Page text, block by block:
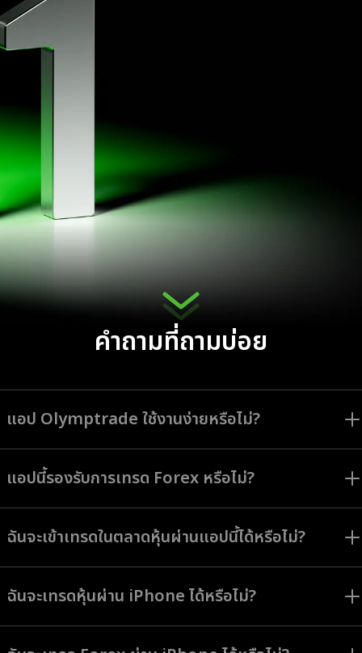
คำถามที่ถามบ่อย
แอป Olymptrade ใช้งานง่ายหรือไม่?
แอป Olymptrade ออกแบบมาเพื่อช่วยให้นักเทรดทุกระดับสามารถใช้งานหน้าจอ
อินเทอร์เฟซและใช้เครื่องมือทั้งหมดได้อย่างง่ายดาย
แอปนี้รองรับการเทรด Forex หรือไม่?
แอป Olymptrade ให้บริการโหมด Forex โหมดการเทรด กลยุทธ์ และสินทรัพย์ที่
มีให้เลือกหลากหลายเหมาะสมเป็นอย่างยิ่งสำหรับผู้ใช้ที่มีสไตล์การเทรด และความ
ชอบที่แตกต่างกันออกไป
ฉันจะเข้าเทรดในตลาดหุ้นผ่านแอปนี้ได้หรือไม่?
คุณสามารถเข้าเทรดหุ้น สกุลเงิน ดัชนีและสินทรัพย์รูปแบบอื่น ๆ ได้ในแอป
Olymptrade
ฉันจะเทรดหุ้นผ่าน iPhone ได้หรือไม่?
แน่นอน แอปเทรด iOS ของ Olymptrade ให้คุณเทรดหุ้นโดยมีตราสารการเทรด
และเครื่องมือต่าง ๆ พร้อมให้บริการเหมือนกันกับในแพลตฟอร์มอื่น ๆ